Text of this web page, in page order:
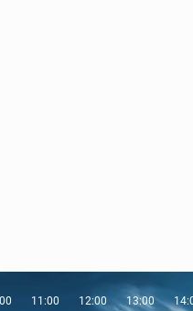
11:00 12:00 13:00